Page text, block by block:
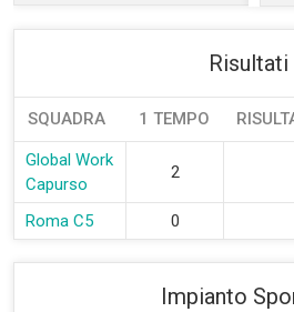
Risultati
SQUADRA 1 TEMPO
Global Work
Capurso
2
Roma C5 0
Impianto